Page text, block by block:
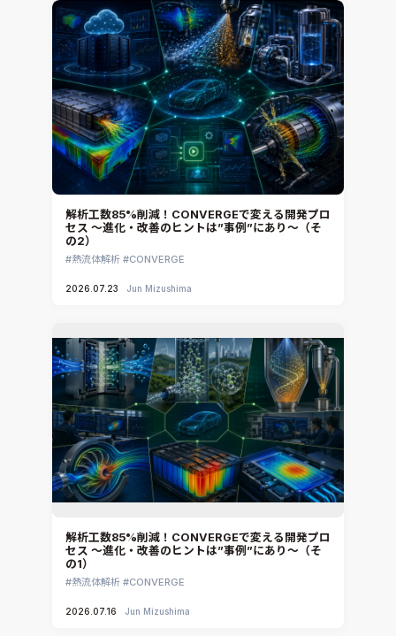
MBDプロセス構築コンサルティング
CAEエンジニアリングコンサルティング
音響設計
CAE分野におけるAIコンサルティング
システム構築と開発
CONVERGE
iconCFD
SIMULIA Abaqus Unified FEA
Simcenter Flotherm
Simcenter Flotherm XT
Ansys Electronics
DEMITASNX
Simcenter 3D Acoustics
Rocky
CATIA V5 Analysis
3DEXPERIENCE SIMULIA
ennovaCFD
MpCCI
Ansys Granta MI
Ansys Granta Selector
解析工数85%削減！CONVERGEで変える開発プロ
セス ～進化・改善のヒントは”事例”にあり～（そ
の2）
熱流体解析 CONVERGE
2026.07.23 Jun Mizushima
解析工数85%削減！CONVERGEで変える開発プロ
セス ～進化・改善のヒントは”事例”にあり～（そ
の1）
熱流体解析 CONVERGE
2026.07.16 Jun Mizushima